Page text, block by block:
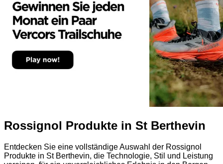
Rossignol Produkte in St Berthevin
Entdecken Sie eine vollständige Auswahl der Rossignol
Produkte in St Berthevin, die Technologie, Stil und Leistung